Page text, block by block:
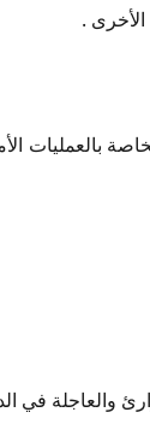
.
والخاصة